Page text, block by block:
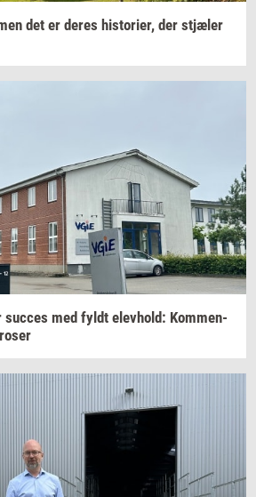
det er deres hi­sto­ri­er, der stjæ­ler
suc­ces med fyldt elev­hold: Kom­men­